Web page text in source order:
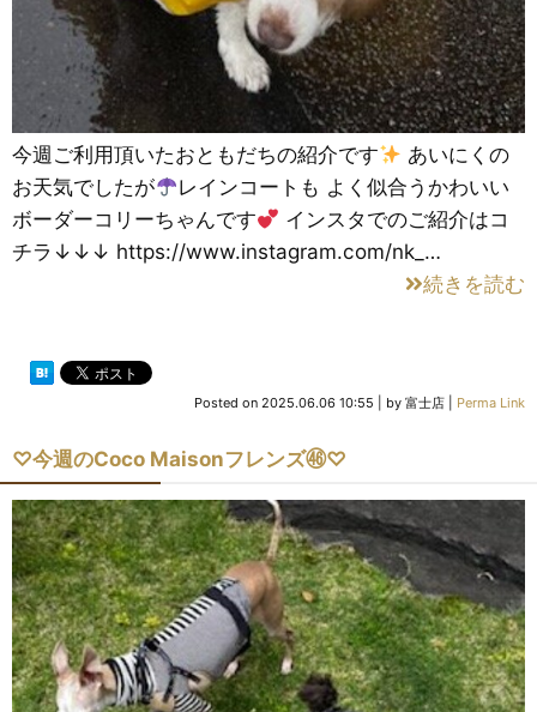
今週ご利用頂いたおともだちの紹介です
あいにくの
お天気でしたが
レインコートも よく似合うかわいい
ボーダーコリーちゃんです
インスタでのご紹介はコ
チラ↓↓↓ https://www.instagram.com/nk_…
続きを読む
Posted on 2025.06.06 10:55 by 富士店 Perma Link
♡今週のCoco Maisonフレンズ㊻♡